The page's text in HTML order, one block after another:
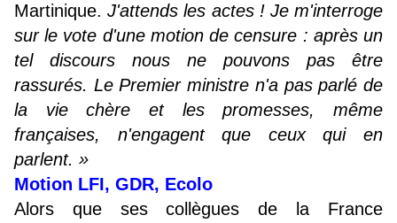
Martinique. J'attends les actes ! Je m'interroge
sur le vote d'une motion de censure : après un
tel discours nous ne pouvons pas être
rassurés. Le Premier ministre n'a pas parlé de
la vie chère et les promesses, même
françaises, n'engagent que ceux qui en
parlent. »
Motion LFI, GDR, Ecolo
Alors que ses collègues de la France